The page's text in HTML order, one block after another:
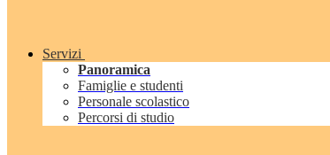
Servizi
Panoramica
Famiglie e studenti
Personale scolastico
Percorsi di studio